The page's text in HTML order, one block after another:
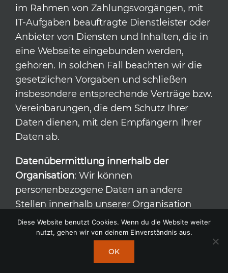
im Rahmen von Zahlungsvorgängen, mit
IT-Aufgaben beauftragte Dienstleister oder
Anbieter von Diensten und Inhalten, die in
eine Webseite eingebunden werden,
gehören. In solchen Fall beachten wir die
gesetzlichen Vorgaben und schließen
insbesondere entsprechende Verträge bzw.
Vereinbarungen, die dem Schutz Ihrer
Daten dienen, mit den Empfängern Ihrer
Daten ab.
Datenübermittlung innerhalb der
Organisation: Wir können
personenbezogene Daten an andere
Stellen innerhalb unserer Organisation
übermitteln oder ihnen den Zugriff auf
diese Daten gewähren. Sofern diese
Weitergabe zu administrativen Zwecken
erfolgt, beruht die Weitergabe der Daten
Diese Website benutzt Cookies. Wenn du die Website weiter
nutzt, gehen wir von deinem Einverständnis aus.
OK